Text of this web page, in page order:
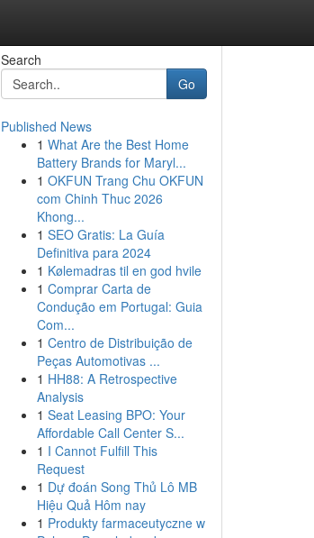
Search
Go
Published News
1 What Are the Best Home
Battery Brands for Maryl...
1 OKFUN Trang Chu OKFUN
com Chinh Thuc 2026
Khong...
1 SEO Gratis: La Guía
Definitiva para 2024
1 Kølemadras til en god hvile
1 Comprar Carta de
Condução em Portugal: Guia
Com...
1 Centro de Distribuição de
Peças Automotivas ...
1 HH88: A Retrospective
Analysis
1 Seat Leasing BPO: Your
Affordable Call Center S...
1 I Cannot Fulfill This
Request
1 Dự đoán Song Thủ Lô MB
Hiệu Quả Hôm nay
1 Produkty farmaceutyczne w